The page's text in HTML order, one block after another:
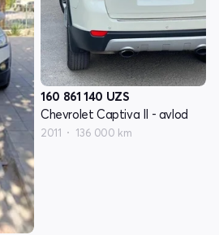
160 861 140 UZS
Chevrolet Captiva II - avlod
2011 136 000 km